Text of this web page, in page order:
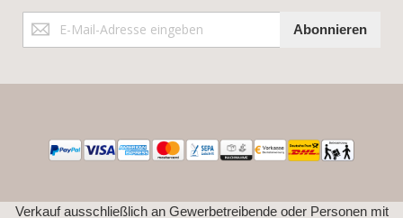
Anmeldung
zum
Abonnieren
Verkauf ausschließlich an Gewerbetreibende oder Personen mit